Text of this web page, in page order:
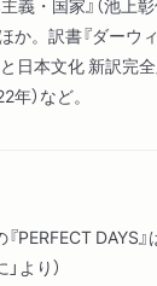
の大乗
教
／キリスト教徒
、オープン・コー
り／ウィリアム
／イエズス会が
の肖像／大乗仏
か。訳書『ダーウ
日本文化 新訳完全
）など。
PERFECT DAYS』
より）